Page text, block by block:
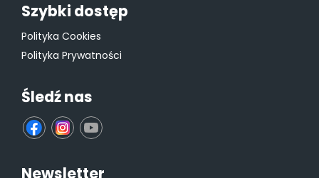
Szybki dostęp
Polityka Cookies
Polityka Prywatności
Śledź nas
fb ins yt
Newsletter